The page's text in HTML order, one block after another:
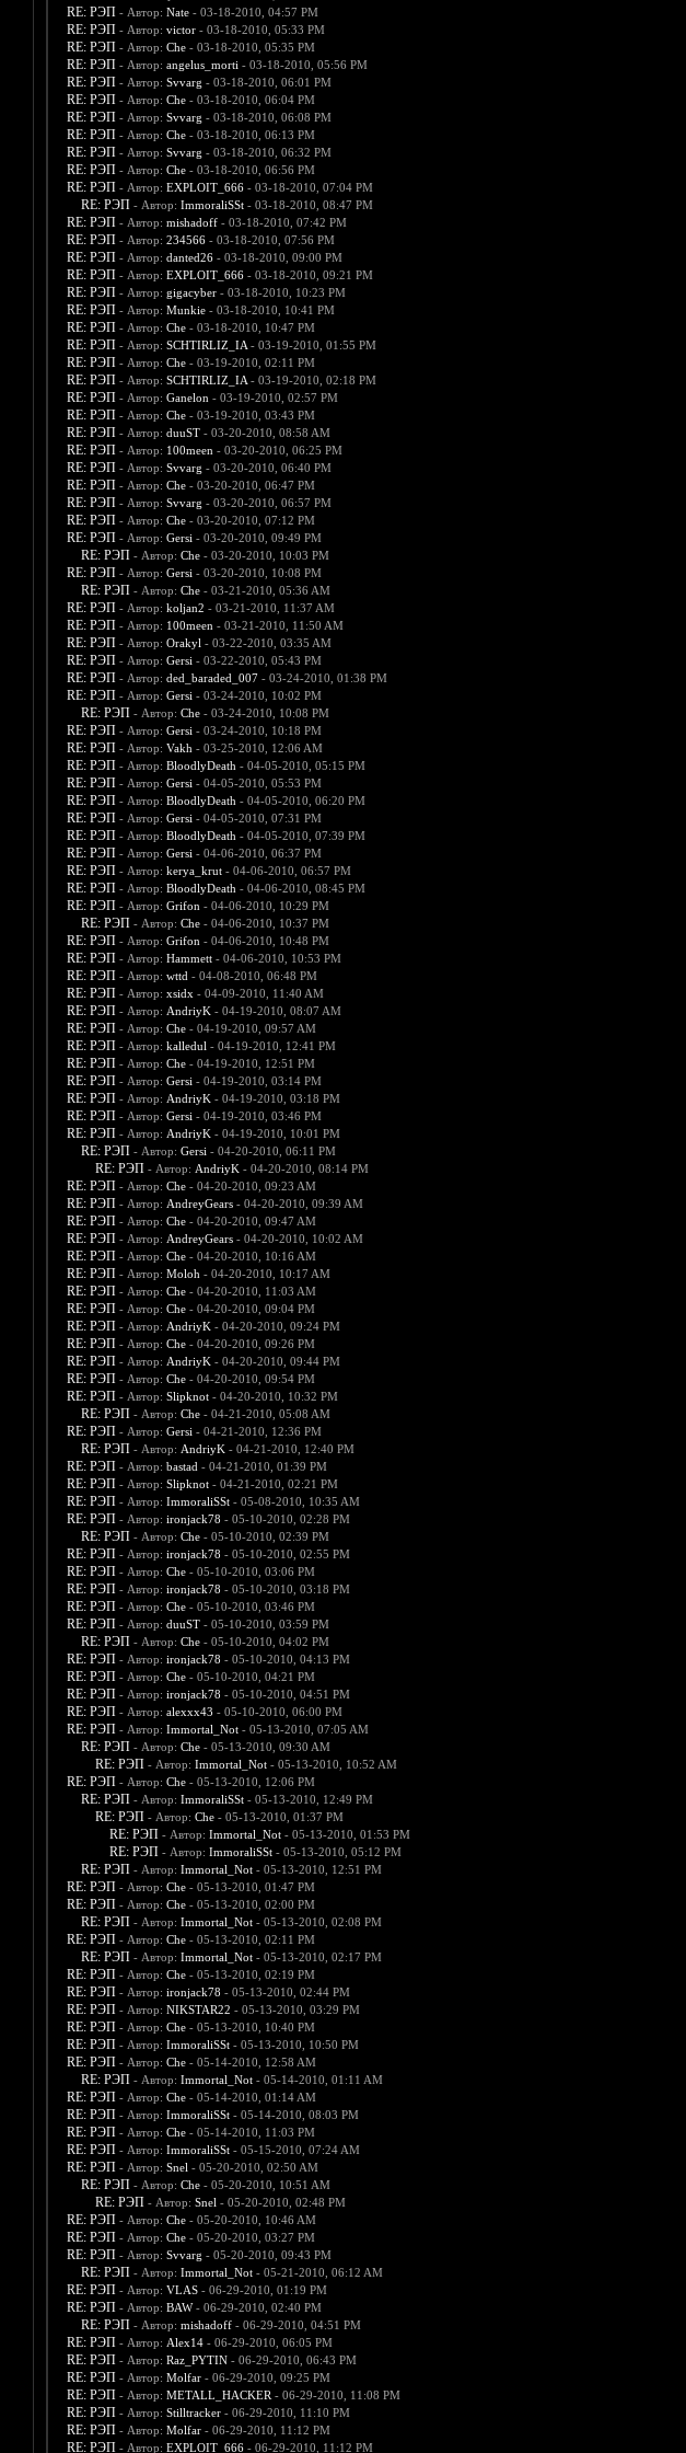
RE: РЭП - Автор: Nate- 03-18-2010, 04:57 PM
RE: РЭП - Автор: victor- 03-18-2010, 05:33 PM
RE: РЭП - Автор: Che- 03-18-2010, 05:35 PM
RE: РЭП - Автор: angelus_morti - 03-18-2010, 05:56 PM
RE: РЭП - Автор: Svvarg - 03-18-2010, 06:01 PM
RE: РЭП - Автор: Che- 03-18-2010, 06:04 PM
RE: РЭП - Автор: Svvarg - 03-18-2010, 06:08 PM
RE: РЭП - Автор: Che- 03-18-2010, 06:13 PM
RE: РЭП - Автор: Svvarg - 03-18-2010, 06:32 PM
RE: РЭП - Автор: Che- 03-18-2010, 06:56 PM
RE: РЭП - Автор: EXPLOIT_666- 03-18-2010, 07:04 PM
RE: РЭП - Автор: ImmoraliSSt- 03-18-2010, 08:47 PM
RE: РЭП - Автор: mishadoff- 03-18-2010, 07:42 PM
RE: РЭП - Автор: 234566- 03-18-2010, 07:56 PM
RE: РЭП - Автор: danted26- 03-18-2010, 09:00 PM
RE: РЭП - Автор: EXPLOIT_666- 03-18-2010, 09:21 PM
RE: РЭП - Автор: gigacyber- 03-18-2010, 10:23 PM
RE: РЭП - Автор: Munkie- 03-18-2010, 10:41 PM
RE: РЭП - Автор: Che- 03-18-2010, 10:47 PM
RE: РЭП - Автор: SCHTIRLIZ_IA- 03-19-2010, 01:55 PM
RE: РЭП - Автор: Che- 03-19-2010, 02:11 PM
RE: РЭП - Автор: SCHTIRLIZ_IA- 03-19-2010, 02:18 PM
RE: РЭП - Автор: Ganelon - 03-19-2010, 02:57 PM
RE: РЭП - Автор: Che- 03-19-2010, 03:43 PM
RE: РЭП - Автор: duuST- 03-20-2010, 08:58 AM
RE: РЭП - Автор: 100meen - 03-20-2010, 06:25 PM
RE: РЭП - Автор: Svvarg - 03-20-2010, 06:40 PM
RE: РЭП - Автор: Che- 03-20-2010, 06:47 PM
RE: РЭП - Автор: Svvarg - 03-20-2010, 06:57 PM
RE: РЭП - Автор: Che- 03-20-2010, 07:12 PM
RE: РЭП - Автор: Gersi - 03-20-2010, 09:49 PM
RE: РЭП - Автор: Che- 03-20-2010, 10:03 PM
RE: РЭП - Автор: Gersi - 03-20-2010, 10:08 PM
RE: РЭП - Автор: Che- 03-21-2010, 05:36 AM
RE: РЭП - Автор: koljan2 - 03-21-2010, 11:37 AM
RE: РЭП - Автор: 100meen - 03-21-2010, 11:50 AM
RE: РЭП - Автор: Orakyl - 03-22-2010, 03:35 AM
RE: РЭП - Автор: Gersi - 03-22-2010, 05:43 PM
RE: РЭП - Автор: ded_baraded_007- 03-24-2010, 01:38 PM
RE: РЭП - Автор: Gersi - 03-24-2010, 10:02 PM
RE: РЭП - Автор: Che- 03-24-2010, 10:08 PM
RE: РЭП - Автор: Gersi - 03-24-2010, 10:18 PM
RE: РЭП - Автор: Vakh - 03-25-2010, 12:06 AM
RE: РЭП - Автор: BloodlyDeath - 04-05-2010, 05:15 PM
RE: РЭП - Автор: Gersi - 04-05-2010, 05:53 PM
RE: РЭП - Автор: BloodlyDeath - 04-05-2010, 06:20 PM
RE: РЭП - Автор: Gersi - 04-05-2010, 07:31 PM
RE: РЭП - Автор: BloodlyDeath - 04-05-2010, 07:39 PM
RE: РЭП - Автор: Gersi - 04-06-2010, 06:37 PM
RE: РЭП - Автор: kerya_krut- 04-06-2010, 06:57 PM
RE: РЭП - Автор: BloodlyDeath - 04-06-2010, 08:45 PM
RE: РЭП - Автор: Grifon - 04-06-2010, 10:29 PM
RE: РЭП - Автор: Che- 04-06-2010, 10:37 PM
RE: РЭП - Автор: Grifon - 04-06-2010, 10:48 PM
RE: РЭП - Автор: Hammett- 04-06-2010, 10:53 PM
RE: РЭП - Автор: wttd - 04-08-2010, 06:48 PM
RE: РЭП - Автор: xsidx - 04-09-2010, 11:40 AM
RE: РЭП - Автор: AndriyK- 04-19-2010, 08:07 AM
RE: РЭП - Автор: Che- 04-19-2010, 09:57 AM
RE: РЭП - Автор: kalledul - 04-19-2010, 12:41 PM
RE: РЭП - Автор: Che- 04-19-2010, 12:51 PM
RE: РЭП - Автор: Gersi - 04-19-2010, 03:14 PM
RE: РЭП - Автор: AndriyK- 04-19-2010, 03:18 PM
RE: РЭП - Автор: Gersi - 04-19-2010, 03:46 PM
RE: РЭП - Автор: AndriyK- 04-19-2010, 10:01 PM
RE: РЭП - Автор: Gersi - 04-20-2010, 06:11 PM
RE: РЭП - Автор: AndriyK- 04-20-2010, 08:14 PM
RE: РЭП - Автор: Che- 04-20-2010, 09:23 AM
RE: РЭП - Автор: AndreyGears- 04-20-2010, 09:39 AM
RE: РЭП - Автор: Che- 04-20-2010, 09:47 AM
RE: РЭП - Автор: AndreyGears- 04-20-2010, 10:02 AM
RE: РЭП - Автор: Che- 04-20-2010, 10:16 AM
RE: РЭП - Автор: Moloh - 04-20-2010, 10:17 AM
RE: РЭП - Автор: Che- 04-20-2010, 11:03 AM
RE: РЭП - Автор: Che- 04-20-2010, 09:04 PM
RE: РЭП - Автор: AndriyK- 04-20-2010, 09:24 PM
RE: РЭП - Автор: Che- 04-20-2010, 09:26 PM
RE: РЭП - Автор: AndriyK- 04-20-2010, 09:44 PM
RE: РЭП - Автор: Che- 04-20-2010, 09:54 PM
RE: РЭП - Автор: Slipknot- 04-20-2010, 10:32 PM
RE: РЭП - Автор: Che- 04-21-2010, 05:08 AM
RE: РЭП - Автор: Gersi - 04-21-2010, 12:36 PM
RE: РЭП - Автор: AndriyK- 04-21-2010, 12:40 PM
RE: РЭП - Автор: bastad - 04-21-2010, 01:39 PM
RE: РЭП - Автор: Slipknot- 04-21-2010, 02:21 PM
RE: РЭП - Автор: ImmoraliSSt- 05-08-2010, 10:35 AM
RE: РЭП - Автор: ironjack78 - 05-10-2010, 02:28 PM
RE: РЭП - Автор: Che- 05-10-2010, 02:39 PM
RE: РЭП - Автор: ironjack78 - 05-10-2010, 02:55 PM
RE: РЭП - Автор: Che- 05-10-2010, 03:06 PM
RE: РЭП - Автор: ironjack78 - 05-10-2010, 03:18 PM
RE: РЭП - Автор: Che- 05-10-2010, 03:46 PM
RE: РЭП - Автор: duuST- 05-10-2010, 03:59 PM
RE: РЭП - Автор: Che- 05-10-2010, 04:02 PM
RE: РЭП - Автор: ironjack78 - 05-10-2010, 04:13 PM
RE: РЭП - Автор: Che- 05-10-2010, 04:21 PM
RE: РЭП - Автор: ironjack78 - 05-10-2010, 04:51 PM
RE: РЭП - Автор: alexxx43 - 05-10-2010, 06:00 PM
RE: РЭП - Автор: Immortal_Not- 05-13-2010, 07:05 AM
RE: РЭП - Автор: Che- 05-13-2010, 09:30 AM
RE: РЭП - Автор: Immortal_Not- 05-13-2010, 10:52 AM
RE: РЭП - Автор: Che- 05-13-2010, 12:06 PM
RE: РЭП - Автор: ImmoraliSSt- 05-13-2010, 12:49 PM
RE: РЭП - Автор: Che- 05-13-2010, 01:37 PM
RE: РЭП - Автор: Immortal_Not- 05-13-2010, 01:53 PM
RE: РЭП - Автор: ImmoraliSSt- 05-13-2010, 05:12 PM
RE: РЭП - Автор: Immortal_Not- 05-13-2010, 12:51 PM
RE: РЭП - Автор: Che- 05-13-2010, 01:47 PM
RE: РЭП - Автор: Che- 05-13-2010, 02:00 PM
RE: РЭП - Автор: Immortal_Not- 05-13-2010, 02:08 PM
RE: РЭП - Автор: Che- 05-13-2010, 02:11 PM
RE: РЭП - Автор: Immortal_Not- 05-13-2010, 02:17 PM
RE: РЭП - Автор: Che- 05-13-2010, 02:19 PM
RE: РЭП - Автор: ironjack78 - 05-13-2010, 02:44 PM
RE: РЭП - Автор: NIKSTAR22 - 05-13-2010, 03:29 PM
RE: РЭП - Автор: Che- 05-13-2010, 10:40 PM
RE: РЭП - Автор: ImmoraliSSt- 05-13-2010, 10:50 PM
RE: РЭП - Автор: Che- 05-14-2010, 12:58 AM
RE: РЭП - Автор: Immortal_Not- 05-14-2010, 01:11 AM
RE: РЭП - Автор: Che- 05-14-2010, 01:14 AM
RE: РЭП - Автор: ImmoraliSSt- 05-14-2010, 08:03 PM
RE: РЭП - Автор: Che- 05-14-2010, 11:03 PM
RE: РЭП - Автор: ImmoraliSSt- 05-15-2010, 07:24 AM
RE: РЭП - Автор: Snel - 05-20-2010, 02:50 AM
RE: РЭП - Автор: Che- 05-20-2010, 10:51 AM
RE: РЭП - Автор: Snel - 05-20-2010, 02:48 PM
RE: РЭП - Автор: Che- 05-20-2010, 10:46 AM
RE: РЭП - Автор: Che- 05-20-2010, 03:27 PM
RE: РЭП - Автор: Svvarg - 05-20-2010, 09:43 PM
RE: РЭП - Автор: Immortal_Not- 05-21-2010, 06:12 AM
RE: РЭП - Автор: VLAS- 06-29-2010, 01:19 PM
RE: РЭП - Автор: BAW- 06-29-2010, 02:40 PM
RE: РЭП - Автор: mishadoff- 06-29-2010, 04:51 PM
RE: РЭП - Автор: Alex14- 06-29-2010, 06:05 PM
RE: РЭП - Автор: Raz_PYTIN- 06-29-2010, 06:43 PM
RE: РЭП - Автор: Molfar- 06-29-2010, 09:25 PM
RE: РЭП - Автор: METALL_HACKER - 06-29-2010, 11:08 PM
RE: РЭП - Автор: Stilltracker- 06-29-2010, 11:10 PM
RE: РЭП - Автор: Molfar- 06-29-2010, 11:12 PM
RE: РЭП - Автор: EXPLOIT_666- 06-29-2010, 11:12 PM